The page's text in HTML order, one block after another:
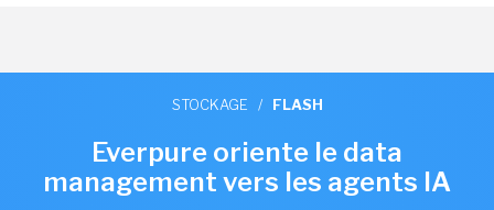
STOCKAGE / FLASH
Everpure oriente le data
management vers les agents IA